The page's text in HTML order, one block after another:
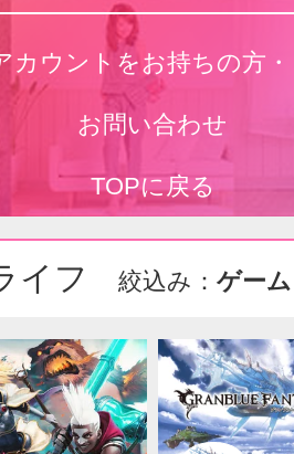
カウントをお持ちの方
お問い合わせ
TOPに戻る
イフ 絞込み： ゲーム